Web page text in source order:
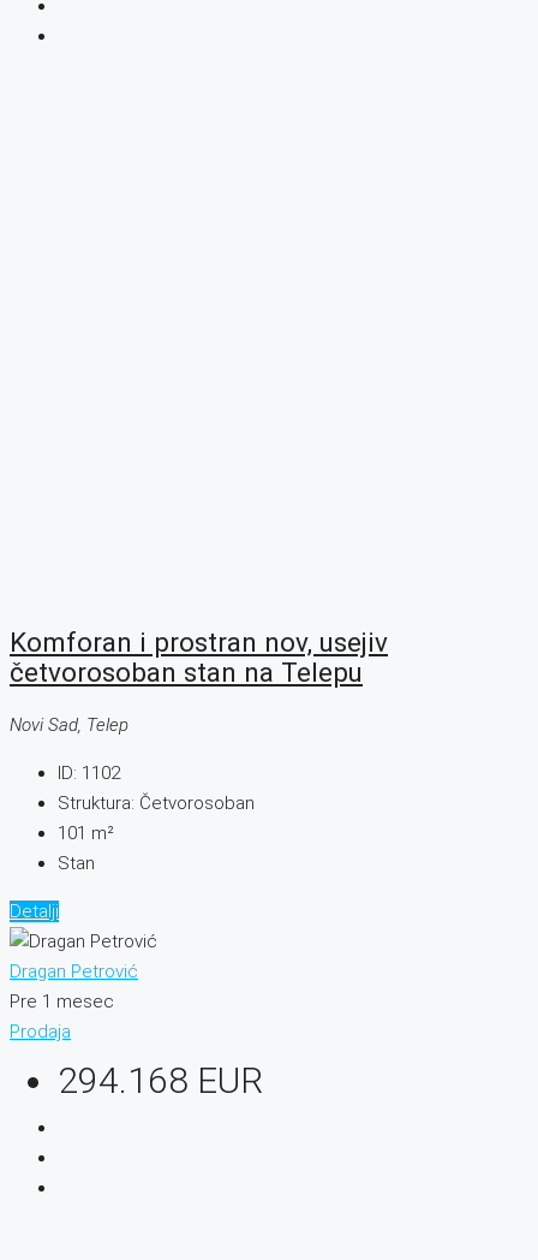
Komforan i prostran nov, usejiv
četvorosoban stan na Telepu
Novi Sad, Telep
ID: 1102
Struktura: Četvorosoban
101 m²
Stan
Detalji
Dragan Petrović
Pre 1 mesec
Prodaja
294.168 EUR